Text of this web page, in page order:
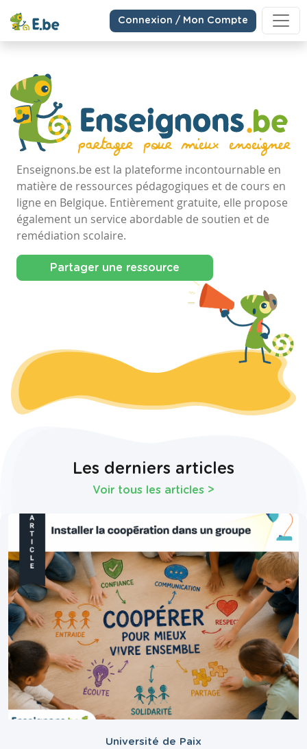
Connexion / Mon Compte
Enseignons.be est la plateforme incontournable en
matière de ressources pédagogiques et de cours en
ligne en Belgique. Entièrement gratuite, elle propose
également un service abordable de soutien et de
remédiation scolaire.
Partager une ressource
Les derniers articles
Voir tous les articles >
Université de Paix